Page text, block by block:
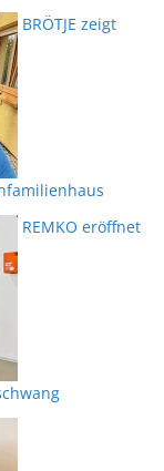
BRÖTJE zeigt
REMKO eröffnet